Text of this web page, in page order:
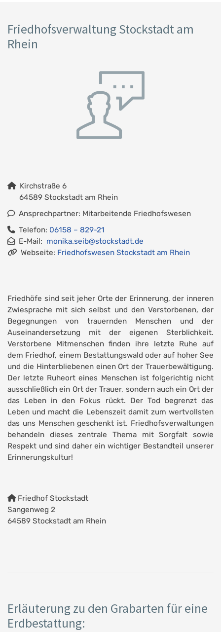
Friedhofsverwaltung Stockstadt am
Rhein
Kirchstraße 6
64589 Stockstadt am Rhein
Ansprechpartner: Mitarbeitende Friedhofswesen
Telefon: 06158 – 829-21
E-Mail: monika.seib@stockstadt.de
Webseite: Friedhofswesen Stockstadt am Rhein
Friedhöfe sind seit jeher Orte der Erinnerung, der inneren
Zwiesprache mit sich selbst und den Verstorbenen, der
Begegnungen von trauernden Menschen und der
Auseinandersetzung mit der eigenen Sterblichkeit.
Verstorbene Mitmenschen finden ihre letzte Ruhe auf
dem Friedhof, einem Bestattungswald oder auf hoher See
und die Hinterbliebenen einen Ort der Trauerbewältigung.
Der letzte Ruheort eines Menschen ist folgerichtig nicht
ausschließlich ein Ort der Trauer, sondern auch ein Ort der
das Leben in den Fokus rückt. Der Tod begrenzt das
Leben und macht die Lebenszeit damit zum wertvollsten
das uns Menschen geschenkt ist. Friedhofsverwaltungen
behandeln dieses zentrale Thema mit Sorgfalt sowie
Respekt und sind daher ein wichtiger Bestandteil unserer
Erinnerungskultur!
Friedhof Stockstadt
Sangenweg 2
64589 Stockstadt am Rhein
Erläuterung zu den Grabarten für eine
Erdbestattung: